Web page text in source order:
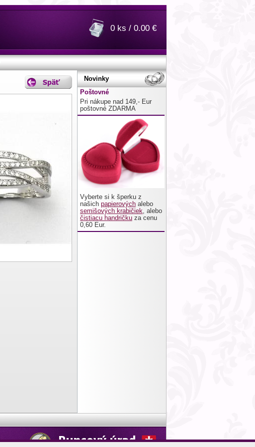
0 ks / 0.00 €
Novinky
Poštovné
Pri nákupe nad 149,- Eur
poštovné ZDARMA
Vyberte si k šperku z
našich papierových alebo
semišových krabičiek, alebo
čistiacu handričku za cenu
0,60 Eur.